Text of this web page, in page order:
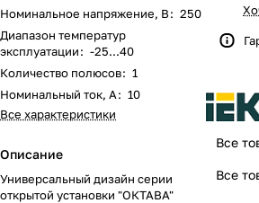
Номинальное напряжение, В: 250
Диапазон температур
эксплуатации: -25...40
Количество полюсов: 1
Номинальный ток, А: 10
Все характеристики
Описание
Универсальный дизайн серии
открытой установки "ОКТАВА"
Все
Все